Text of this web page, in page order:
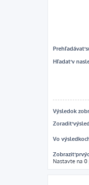
Prehľadávať
Hľadať v
Výsledok
Zoradiť
Vo
Zobraziť
Nastavte na 0